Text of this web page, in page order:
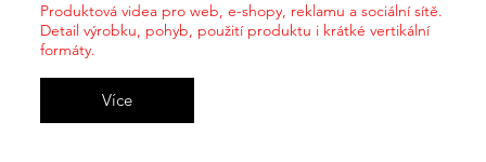
Produktová videa pro web, e-shopy, reklamu a sociální sítě.
Detail výrobku, pohyb, použití produktu i krátké vertikální
formáty.
Více